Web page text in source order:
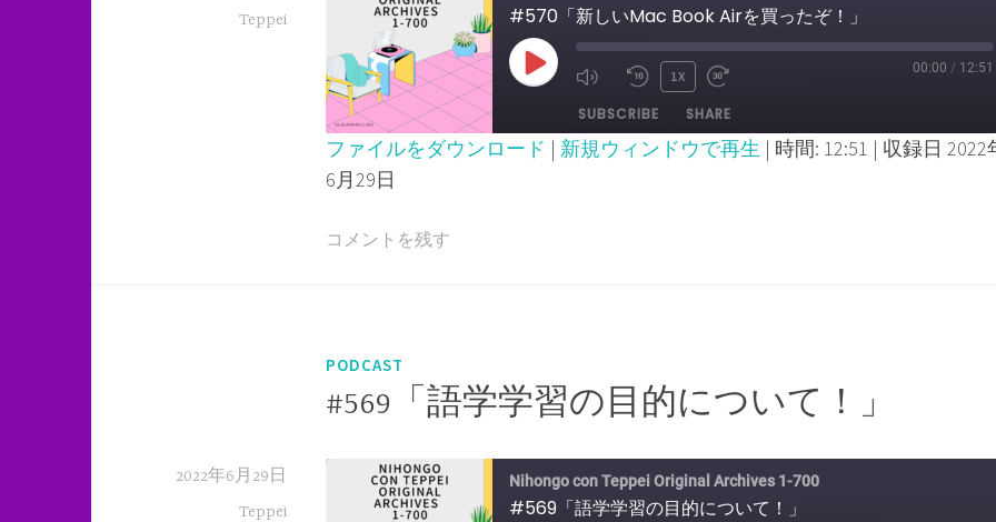
Teppei
#570「新しいMac Book Airを買ったぞ！」
PLAY
EPISODE
MUTE/UNMUTE
EPISODE
REWIND
10
1X
FORWARD
00:00 / 12:51
SUBSCRIBE SHARE
SHARE
ファイルをダウンロード | 新規ウィンドウで再生 | 時間: 12:51 | 収録日 2022
6月29日
コメントを残す
PODCAST
#569「語学学習の目的について！」
2022年6月29日
Teppei
Nihongo con Teppei Original Archives 1-700
#569「語学学習の目的について！」